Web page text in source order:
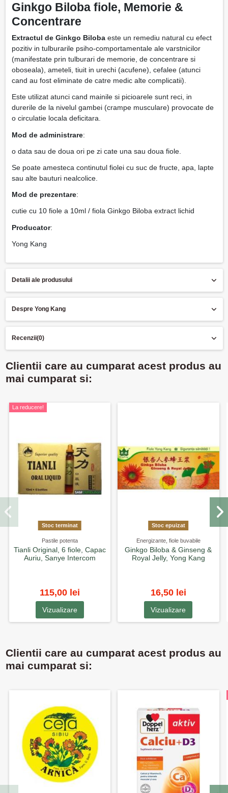
Ginkgo Biloba fiole, Memorie &
Concentrare
Extractul de Ginkgo Bilobaeste un remediu natural cu efect
pozitiv in tulburarile psiho-comportamentale ale varstnicilor
(manifestate prin tulburari de memorie, de concentrare si
oboseala), ameteli, tiuit in urechi (acufene), cefalee (atunci
cand au fost eliminate de catre medic alte complicatii).
Este utilizat atunci cand mainile si picioarele sunt reci, in
durerile de la nivelul gambei (crampe musculare) provocate de
o circulatie locala deficitara.
Mod de administrare:
o data sau de doua ori pe zi cate una sau doua fiole.
Se poate amesteca continutul fiolei cu suc de fructe, apa, lapte
sau alte bauturi nealcolice.
Mod de prezentare:
cutie cu 10 fiole a 10ml / fiola Ginkgo Biloba extract lichid
Producator:
Yong Kang
Detalii ale produsului
Despre Yong Kang
Recenzii(0)
Clientii care au cumparat acest produs au
mai cumparat si:
La reducere!
Stoc terminat
Pastile potenta
Tianli Original, 6 fiole, Capac
Auriu, Sanye Intercom
115,00 lei
Vizualizare
Stoc epuizat
Energizante, fiole buvabile
Ginkgo Biloba & Ginseng &
Royal Jelly, Yong Kang
16,50 lei
Vizualizare
Clientii care au cumparat acest produs au
mai cumparat si: